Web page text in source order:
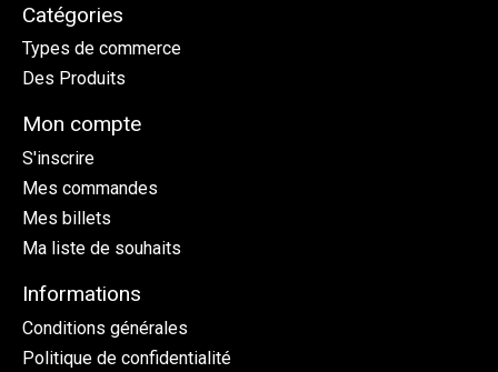
Catégories
Types de commerce
Des Produits
Mon compte
S'inscrire
Mes commandes
Mes billets
Ma liste de souhaits
Informations
Conditions générales
Politique de confidentialité